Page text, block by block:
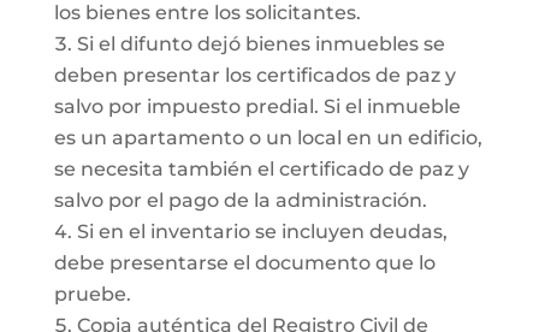
los bienes entre los solicitantes.
Si el difunto dejó bienes inmuebles se
deben presentar los certificados de paz y
salvo por impuesto predial. Si el inmueble
es un apartamento o un local en un edificio,
se necesita también el certificado de paz y
salvo por el pago de la administración.
Si en el inventario se incluyen deudas,
debe presentarse el documento que lo
pruebe.
Copia auténtica del Registro Civil de